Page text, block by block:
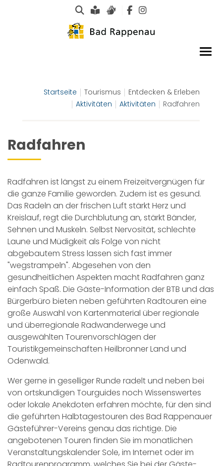
Suche
Leichte Sprache
Gebärdensprachen
Startseite Tourismus
Entdecken & Erleben
Aktivitäten
Aktivitäten Radfahren
Radfahren
Radfahren ist längst zu einem Freizeitvergnügen für
die ganze Familie geworden. Zudem ist es gesund.
Das Radeln an der frischen Luft stärkt Herz und
Kreislauf, regt die Durchblutung an, stärkt Bänder,
Sehnen und Muskeln. Selbst Nervosität, schlechte
Laune und Müdigkeit als Folge von nicht
abgebautem Stress lassen sich fast immer
"wegstrampeln". Abgesehen von den
gesundheitlichen Aspekten macht Radfahren ganz
einfach Spaß. Die Gäste-Information der BTB und das
Bürgerbüro bieten neben geführten Radtouren eine
große Auswahl von Kartenmaterial über regionale
und überregionale Radwanderwege und
ausgewählten Tourenvorschlägen der
Touristikgemeinschaften Heilbronner Land und
Odenwald.
Wer gerne in geselliger Runde radelt und neben bei
von ortskundigen Tourguides noch Wissenswertes
oder lokale Anekdoten erfahren möchte, für den sind
die geführten Halbtagestouren des Bad Rappenauer
Gästeführer-Vereins genau das richtige. Die
angebotenen Touren finden Sie im monatlichen
Veranstaltungskalender Sole, im Internet oder im